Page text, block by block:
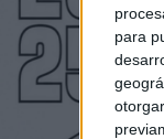
para